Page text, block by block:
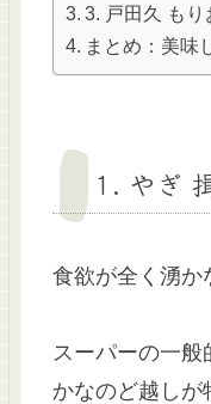
3. 戸田久 も
まとめ：美味
1. やぎ
食欲が全く湧か
スーパーの一
かなのど越しが